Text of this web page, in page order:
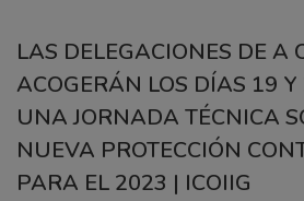
LAS DELEGACIONES DE A
ACOGERÁN LOS DÍAS 19
UNA JORNADA TÉCNICA
NUEVA PROTECCIÓN
PARA EL 2023 | ICOIIG